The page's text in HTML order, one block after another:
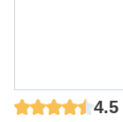
4.5